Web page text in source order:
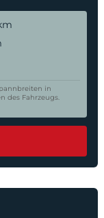
in
des Fahrzeugs.